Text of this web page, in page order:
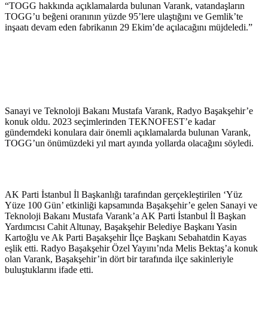
“TOGG hakkında açıklamalarda bulunan Varank, vatandaşların
TOGG’u beğeni oranının yüzde 95’lere ulaştığını ve Gemlik’te
inşaatı devam eden fabrikanın 29 Ekim’de açılacağını müjdeledi.”
Sanayi ve Teknoloji Bakanı Mustafa Varank, Radyo Başakşehir’e
konuk oldu. 2023 seçimlerinden TEKNOFEST’e kadar
gündemdeki konulara dair önemli açıklamalarda bulunan Varank,
TOGG’un önümüzdeki yıl mart ayında yollarda olacağını söyledi.
AK Parti İstanbul İl Başkanlığı tarafından gerçekleştirilen ‘Yüz
Yüze 100 Gün’ etkinliği kapsamında Başakşehir’e gelen Sanayi ve
Teknoloji Bakanı Mustafa Varank’a AK Parti İstanbul İl Başkan
Yardımcısı Cahit Altunay, Başakşehir Belediye Başkanı Yasin
Kartoğlu ve Ak Parti Başakşehir İlçe Başkanı Sebahatdin Kayas
eşlik etti. Radyo Başakşehir Özel Yayını’nda Melis Bektaş’a konuk
olan Varank, Başakşehir’in dört bir tarafında ilçe sakinleriyle
buluştuklarını ifade etti.